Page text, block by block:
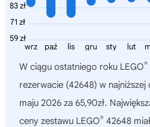
83 zł
71 zł
59 zł
lut
sty
gru
lis
paź
wrz
W ciągu ostatniego roku LEGO®
rezerwacie (42648) w najniższej
maju 2026 za 65,90zł.
ceny zestawu LEGO® 42648